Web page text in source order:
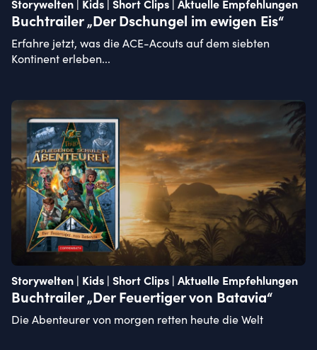
Storywelten | Kids | Short Clips | Aktuelle Empfehlungen
Buchtrailer „Der Dschungel im ewigen Eis“
Erfahre jetzt, was die ACE-Acouts auf dem siebten
Kontinent erleben...
Storywelten | Kids | Short Clips | Aktuelle Empfehlungen
Buchtrailer „Der Feuertiger von Batavia“
Die Abenteurer von morgen retten heute die Welt